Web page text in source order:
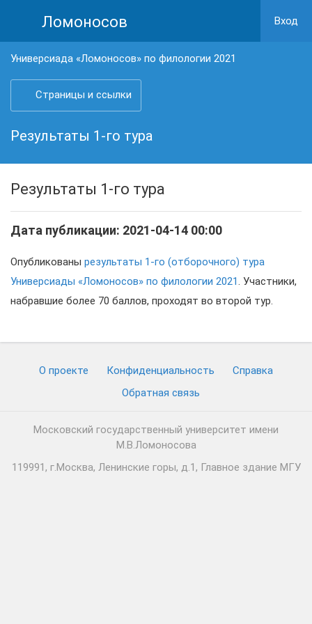
Ломоносов Вход
Универсиада «Ломоносов» по филологии 2021
Страницы и ссылки
Результаты 1-го тура
Результаты 1-го тура
Дата публикации: 2021-04-14 00:00
Опубликованы результаты 1-го (отборочного) тура
Универсиады «Ломоносов» по филологии 2021. Участники,
набравшие более 70 баллов, проходят во второй тур.
О проекте Конфиденциальность
Cправка
Обратная связь
Московский государственный университет имени
М.В.Ломоносова
119991, г.Москва, Ленинские горы, д.1, Главное здание МГУ